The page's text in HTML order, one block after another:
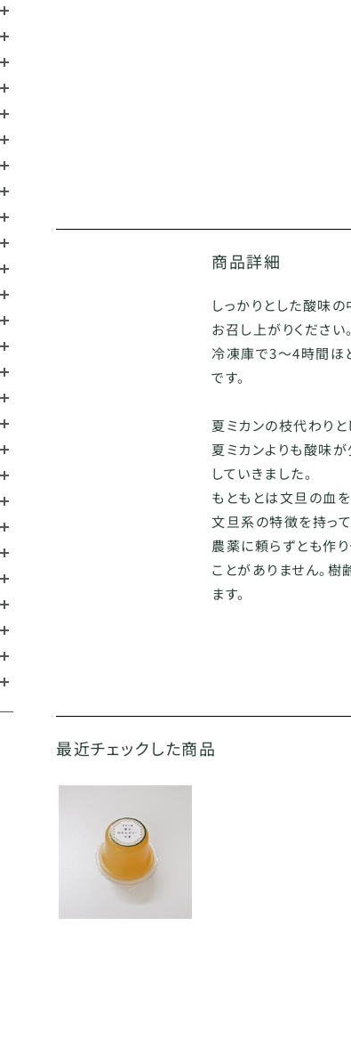
商品詳細
しっかりとした酸味の
お召し上がりください。
冷凍庫で3～4時間ほ
です。
夏ミカンの枝代わり
夏ミカンよりも酸味
していきました。
もともとは文旦の血
文旦系の特徴を持っ
農薬に頼らずとも作
ことがありません。
ます。
最近チェックした商品